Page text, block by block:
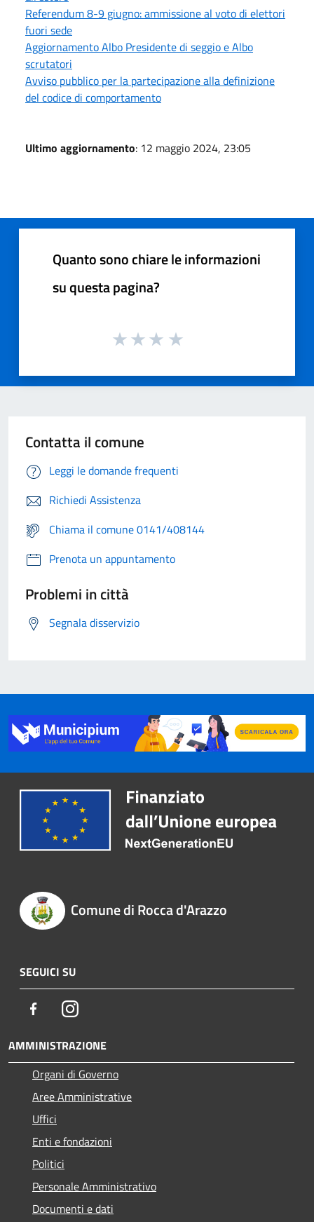
Referendum 8-9 giugno: ammissione al voto di elettori
fuori sede
Aggiornamento Albo Presidente di seggio e Albo
scrutatori
Avviso pubblico per la partecipazione alla definizione
del codice di comportamento
Ultimo aggiornamento: 12 maggio 2024, 23:05
Quanto sono chiare le informazioni
su questa pagina?
Contatta il comune
Leggi le domande frequenti
Richiedi Assistenza
Chiama il comune 0141/408144
Prenota un appuntamento
Problemi in città
Segnala disservizio
Comune di Rocca d'Arazzo
SEGUICI SU
FacebookInstagram
AMMINISTRAZIONE
Organi di Governo
Aree Amministrative
Uffici
Enti e fondazioni
Politici
Personale Amministrativo
Documenti e dati